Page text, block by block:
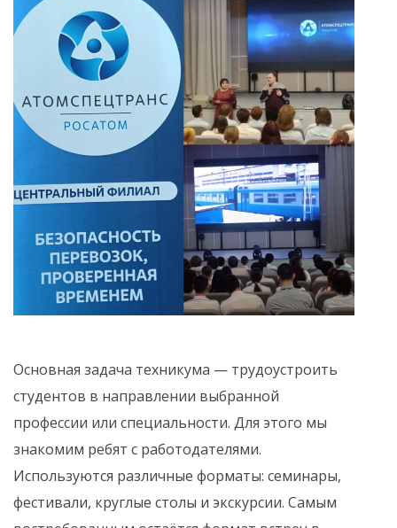
Основная задача техникума — трудоустроить
студентов в направлении выбранной
профессии или специальности. Для этого мы
знакомим ребят с работодателями.
Используются различные форматы: семинары,
фестивали, круглые столы и экскурсии. Самым